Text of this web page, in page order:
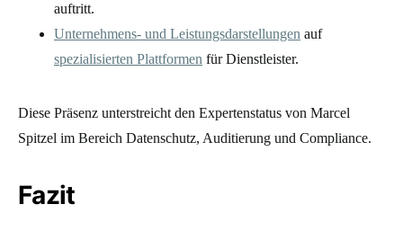
auftritt.
Unternehmens- und Leistungsdarstellungen auf
spezialisierten Plattformen für Dienstleister.
Diese Präsenz unterstreicht den Expertenstatus von Marcel
Spitzel im Bereich Datenschutz, Auditierung und Compliance.
Fazit